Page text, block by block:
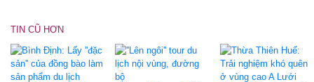
TIN CŨ HƠN